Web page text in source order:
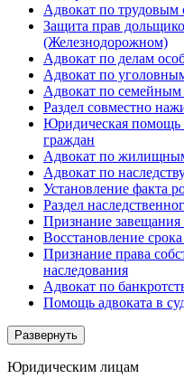
Адвокат по трудовым
Защита прав
(Железнодорожном)
Адвокат по делам
Адвокат по
Адвокат по семейным
Раздел совместно
Юридическая помощь
граждан
Адвокат по
Адвокат по
Установление факта
Раздел
Признание
Восстановление
Признание права
наследования
Адвокат по
Помощь адвоката в
Развернуть
Юридическим лицам